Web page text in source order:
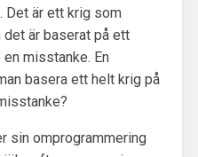
Det är ett krig som
det är baserat på ett
misstanke. En
basera ett helt krig på
sin omprogrammering